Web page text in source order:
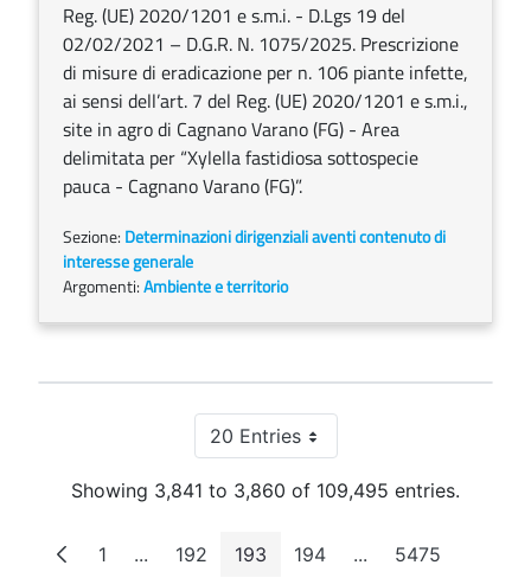
Reg. (UE) 2020/1201 e s.m.i. - D.Lgs 19 del
02/02/2021 – D.G.R. N. 1075/2025. Prescrizione
di misure di eradicazione per n. 106 piante infette,
ai sensi dell’art. 7 del Reg. (UE) 2020/1201 e s.m.i.,
site in agro di Cagnano Varano (FG) - Area
delimitata per “Xylella fastidiosa sottospecie
pauca - Cagnano Varano (FG)”.
Sezione: Determinazioni dirigenziali aventi contenuto di
interesse generale
Argomenti:Ambiente e territorio
20 EntriesPer Page
Showing 3,841 to 3,860 of 109,495 entries.
Page
1 ...Intermediate Pages
Page
192 Page
193 Page
194 ...Intermediate Pages
Page
5475